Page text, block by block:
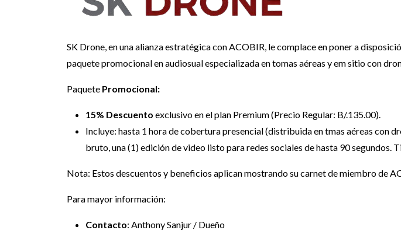
SK Drone, en una alianza estratégica con ACOBIR, le complace en poner a
paquete promocional en audiosual especializada en tomas aéreas y em sitio con
Paquete Promocional:
15% Descuento exclusivo en el plan Premium (Precio Regular: B/.135.00).
Incluye: hasta 1 hora de cobertura presencial (distribuida en tmas aéreas con
bruto, una (1) edición de video listo para redes sociales de hasta 90 segundos.
Nota: Estos descuentos y beneficios aplican mostrando su carnet de miembro de
Para mayor información:
Contacto: Anthony Sanjur / Dueño